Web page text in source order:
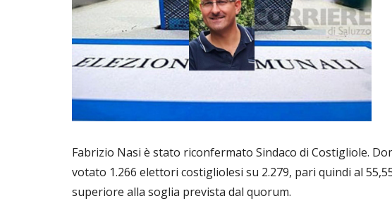
Fabrizio Nasi è stato riconfermato Sindaco di Costigliole.
votato 1.266 elettori costigliolesi su 2.279, pari quindi al
superiore alla soglia prevista dal quorum.